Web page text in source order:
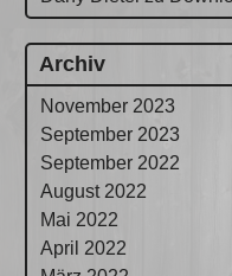
Archiv
November 2023
September 2023
September 2022
August 2022
Mai 2022
April 2022